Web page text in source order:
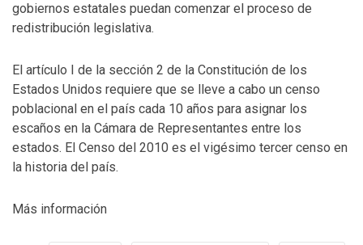
gobiernos estatales puedan comenzar el proceso de
redistribución legislativa.
El artículo I de la sección 2 de la Constitución de los
Estados Unidos requiere que se lleve a cabo un censo
poblacional en el país cada 10 años para asignar los
escaños en la Cámara de Representantes entre los
estados. El Censo del 2010 es el vigésimo tercer censo en
la historia del país.
Más información